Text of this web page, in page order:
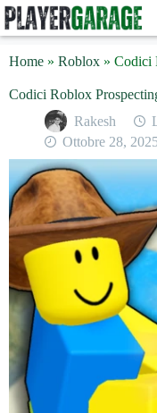
Salta
al
contenuto
Home » Roblox » Codici
Codici Roblox
Rakesh
Ottobre 28,